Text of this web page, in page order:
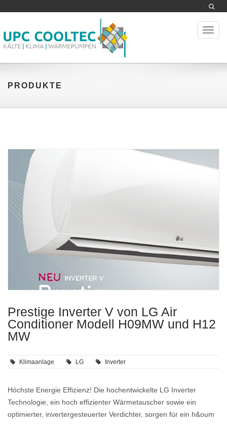
PRODUKTE
Prestige Inverter V von LG Air
Conditioner Modell H09MW und H12
MW
Klimaanlage LG Inverter
Höchste Energie Effizienz! Die hochentwickelte LG Inverter
Technologie, ein hoch effizienter Wärmetauscher sowie ein
optimierter, invertergesteuerter Verdichter, sorgen für ein h&oum